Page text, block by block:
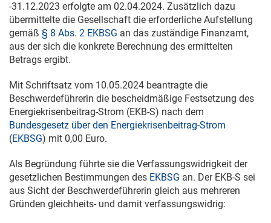
-31.12.2023 erfolgte am 02.04.2024. Zusätzlich dazu
übermittelte die Gesellschaft die erforderliche Aufstellung
gemäß § 8 Abs. 2 EKBSG an das zuständige Finanzamt,
aus der sich die konkrete Berechnung des ermittelten
Betrags ergibt.
Mit Schriftsatz vom 10.05.2024 beantragte die
Beschwerdeführerin die bescheidmäßige Festsetzung des
Energiekrisenbeitrag-Strom (EKB-S) nach dem
Bundesgesetz über den Energiekrisenbeitrag-Strom
(EKBSG) mit 0,00 Euro.
Als Begründung führte sie die Verfassungswidrigkeit der
gesetzlichen Bestimmungen des EKBSG an. Der EKB-S sei
aus Sicht der Beschwerdeführerin gleich aus mehreren
Gründen gleichheits- und damit verfassungswidrig: